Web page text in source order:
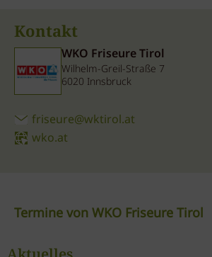
Kontakt
WKO Friseure Tirol
Wilhelm-Greil-Straße 7
6020 Innsbruck
friseure@wktirol.at
wko.at
Termine von WKO Friseure Tirol